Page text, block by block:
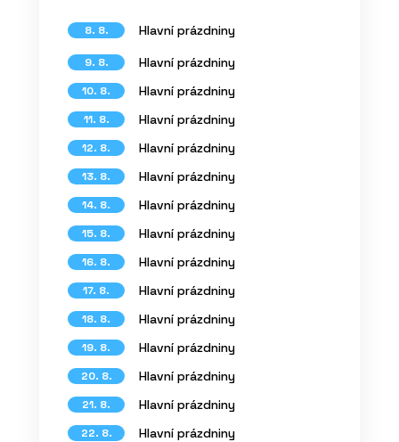
8. 8. Hlavní prázdniny
9. 8. Hlavní prázdniny
10. 8. Hlavní prázdniny
11. 8. Hlavní prázdniny
12. 8. Hlavní prázdniny
13. 8. Hlavní prázdniny
14. 8. Hlavní prázdniny
15. 8. Hlavní prázdniny
16. 8. Hlavní prázdniny
17. 8. Hlavní prázdniny
18. 8. Hlavní prázdniny
19. 8. Hlavní prázdniny
20. 8. Hlavní prázdniny
21. 8. Hlavní prázdniny
22. 8. Hlavní prázdniny